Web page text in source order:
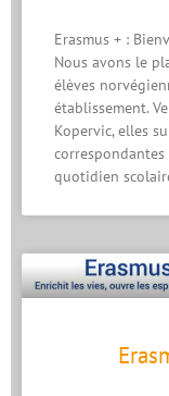
Erasmus + :
Nous avons le
élèves
établissement.
Kopervic, elles
quotidien